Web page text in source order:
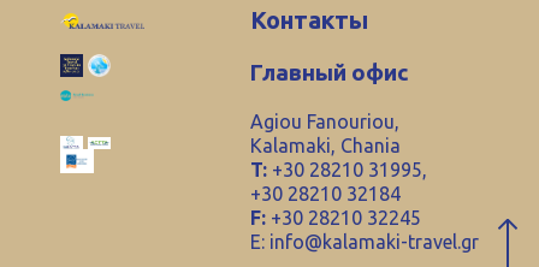
Контакты
Главный офис
Agiou Fanouriou,
Kalamaki, Chania
T: +30 28210 31995,
+30 28210 32184
F: +30 28210 32245
E: info@kalamaki-travel.gr